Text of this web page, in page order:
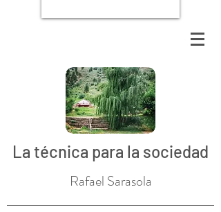
La técnica para la sociedad
Rafael Sarasola